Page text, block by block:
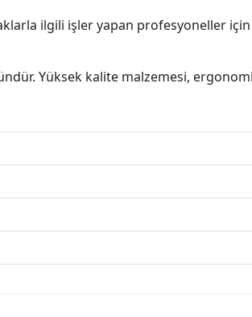
ilgili işler yapan profesyoneller için
Yüksek kalite malzemesi,